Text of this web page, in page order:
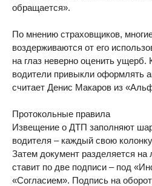
обращается».
По мнению страховщиков,
воздерживаются от его
на глаз неверно оценить ущерб.
водители привыкли оформлять
считает Денис Макаров из
Протокольные правила
Извещение о ДТП заполняют
водителя – каждый свою
Затем документ разделяется
ставит по две подписи – под
«Согласием». Подпись на